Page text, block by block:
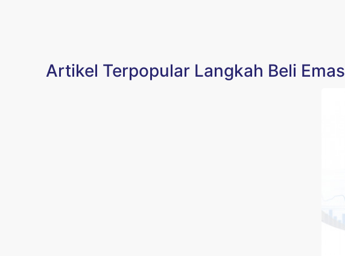
Artikel Terpopular Langkah Beli Emas